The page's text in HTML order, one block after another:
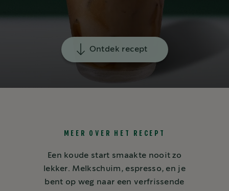
Ontdek recept
MEER OVER HET RECEPT
Een koude start smaakte nooit zo
lekker. Melkschuim, espresso, en je
bent op weg naar een verfrissende